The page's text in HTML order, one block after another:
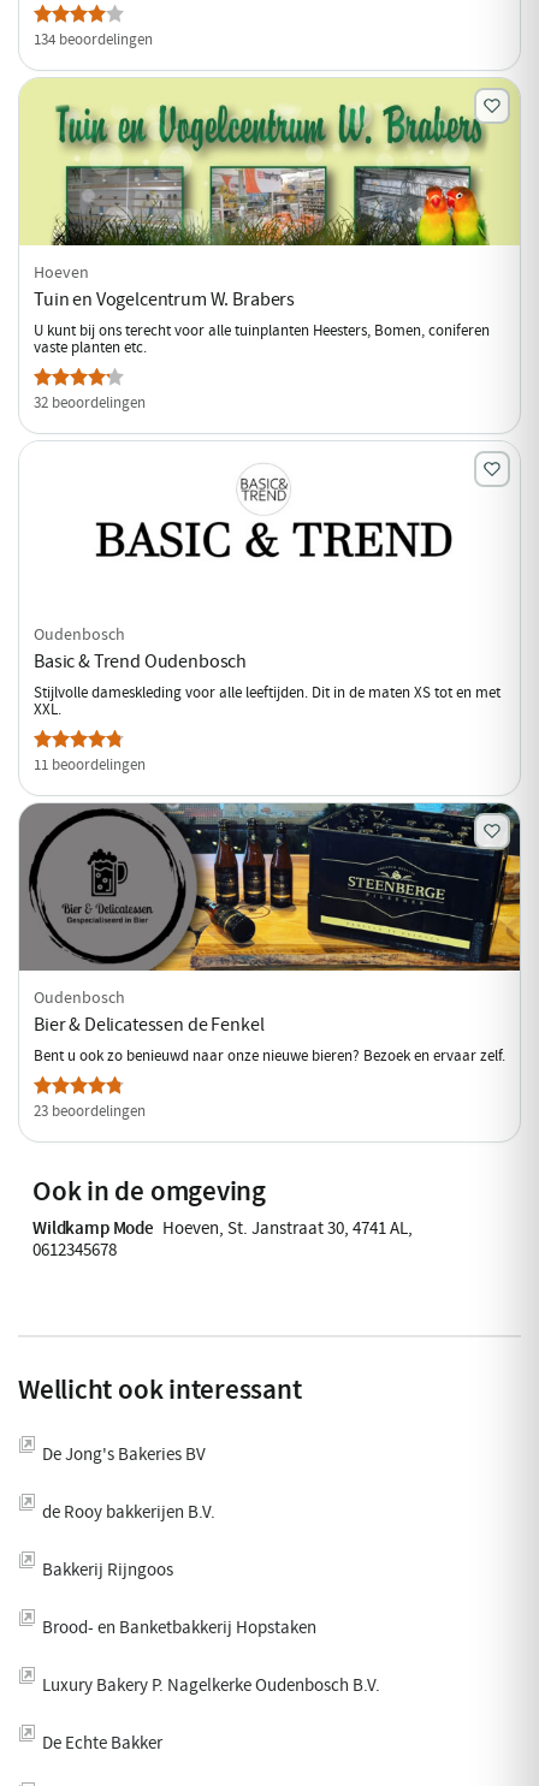
134 beoordelingen
Hoeven
Tuin en Vogelcentrum W. Brabers
U kunt bij ons terecht voor alle tuinplanten Heesters, Bomen, coniferen
vaste planten etc.
32 beoordelingen
Oudenbosch
Basic & Trend Oudenbosch
Stijlvolle dameskleding voor alle leeftijden. Dit in de maten XS tot en met
XXL.
11 beoordelingen
Oudenbosch
Bier & Delicatessen de Fenkel
Bent u ook zo benieuwd naar onze nieuwe bieren? Bezoek en ervaar zelf.
23 beoordelingen
Ook in de omgeving
Wildkamp Mode Hoeven, St. Janstraat 30, 4741 AL,
0612345678
Wellicht ook interessant
De Jong's Bakeries BV
de Rooy bakkerijen B.V.
Bakkerij Rijngoos
Brood- en Banketbakkerij Hopstaken
Luxury Bakery P. Nagelkerke Oudenbosch B.V.
De Echte Bakker